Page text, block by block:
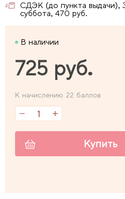
СДЭК (до пункта выдачи),
суббота, 470 руб.
В наличии
725 руб.
К начислению 22 баллов
Купить